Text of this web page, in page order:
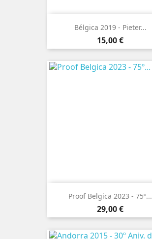
Bélgica 2019 - Pieter...
Preço
15,00 €
Proof Belgica 2023 - 75º...
Preço
29,00 €